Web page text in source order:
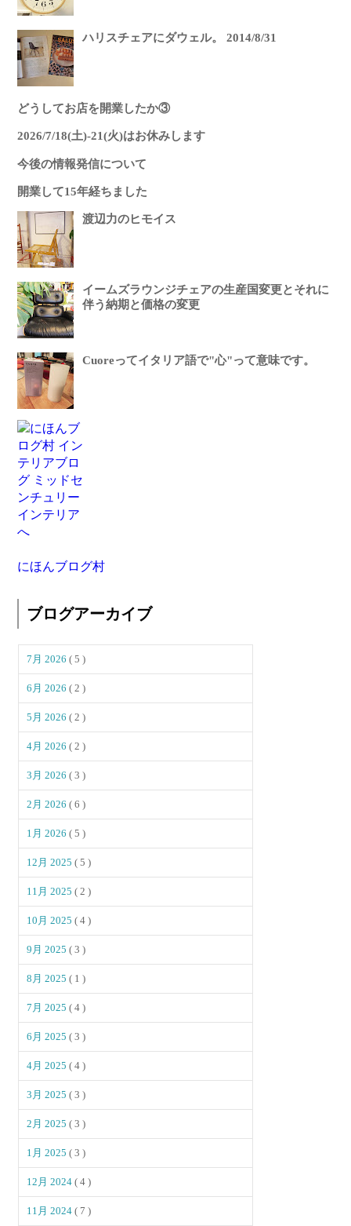
ハリスチェアにダウェル。 2014/8/31
どうしてお店を開業したか③
2026/7/18(土)-21(火)はお休みします
今後の情報発信について
開業して15年経ちました
渡辺力のヒモイス
イームズラウンジチェアの生産国変更とそれに
伴う納期と価格の変更
Cuoreってイタリア語で"心"って意味です。
にほんブログ村
ブログアーカイブ
7月 2026( 5 )
6月 2026( 2 )
5月 2026( 2 )
4月 2026( 2 )
3月 2026( 3 )
2月 2026( 6 )
1月 2026( 5 )
12月 2025( 5 )
11月 2025( 2 )
10月 2025( 4 )
9月 2025( 3 )
8月 2025( 1 )
7月 2025( 4 )
6月 2025( 3 )
4月 2025( 4 )
3月 2025( 3 )
2月 2025( 3 )
1月 2025( 3 )
12月 2024( 4 )
11月 2024( 7 )